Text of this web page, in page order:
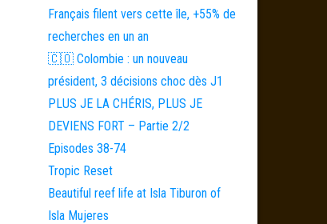
Français filent vers cette île, +55% de
recherches en un an
🇨🇴 Colombie : un nouveau
président, 3 décisions choc dès J1
PLUS JE LA CHÉRIS, PLUS JE
DEVIENS FORT – Partie 2/2
Episodes 38-74
Tropic Reset
Beautiful reef life at Isla Tiburon of
Isla Mujeres